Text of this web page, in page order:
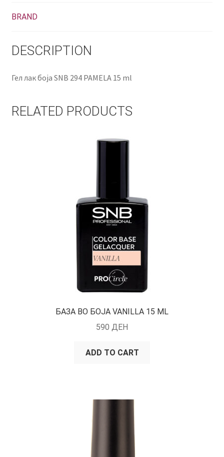
BRAND
DESCRIPTION
Гел лак боја SNB 294 PAMELA 15 ml
RELATED PRODUCTS
БАЗА ВО БОЈА VANILLA 15 ML
590 ДЕН
ADD TO CART